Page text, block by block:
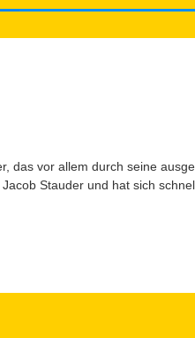
das vor allem durch seine
Stauder und hat sich